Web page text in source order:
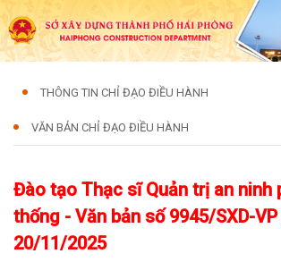
THÔNG TIN CHỈ ĐẠO ĐIỀU HÀNH
VĂN BẢN CHỈ ĐẠO ĐIỀU HÀNH
Đào tạo Thạc sĩ Quản trị an ninh
thống - Văn bản số 9945/SXD-
20/11/2025